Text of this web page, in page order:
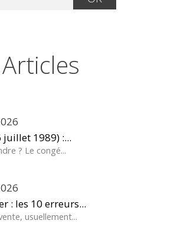
1989) :...
? Le congé...
: les 10 erreurs...
usuellement...